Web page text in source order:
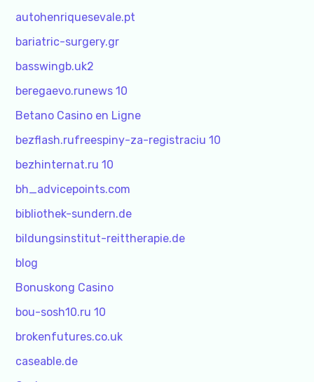
autohenriquesevale.pt
bariatric-surgery.gr
basswingb.uk2
beregaevo.runews 10
Betano Casino en Ligne
bezflash.rufreespiny-za-registraciu 10
bezhinternat.ru 10
bh_advicepoints.com
bibliothek-sundern.de
bildungsinstitut-reittherapie.de
blog
Bonuskong Casino
bou-sosh10.ru 10
brokenfutures.co.uk
caseable.de